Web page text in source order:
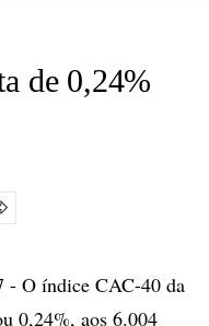
de 0,24%
- O índice CAC-40 da
0,24%, aos 6.004